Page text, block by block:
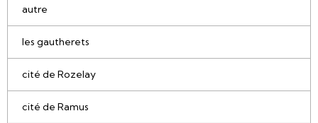
autre
les gautherets
cité de Rozelay
cité de Ramus